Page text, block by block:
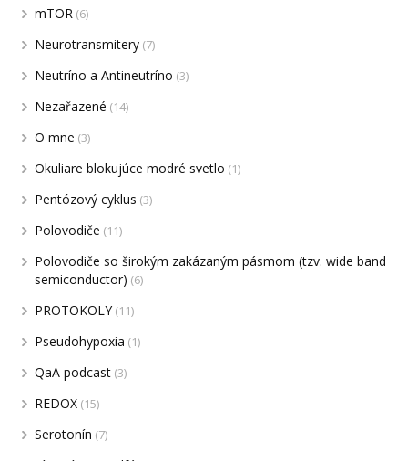
mTOR (6)
Neurotransmitery (7)
Neutríno a Antineutríno (3)
Nezařazené (14)
O mne (3)
Okuliare blokujúce modré svetlo (1)
Pentózový cyklus (3)
Polovodiče (11)
Polovodiče so širokým zakázaným pásmom (tzv. wide band
semiconductor) (6)
PROTOKOLY(11)
Pseudohypoxia (1)
QaA podcast (3)
REDOX (15)
Serotonín (7)